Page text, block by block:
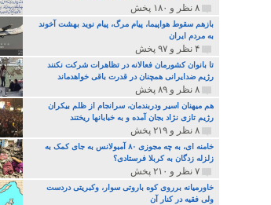
۸ نظر و ۱۸۰ پخش
بازهم سقوط هواپیما، پیام مرگ، پیام نوید بهشت آخوند
به مردم ایران
۴ نظر و ۹۷ پخش
تا بانوان کشورمان فعالانه در تظاهرات شرکت نکنند
رژیم ضدایرانی همچنان در قدرت باقی خواهدماند
۸ نظر و ۸۹ پخش
هم میهنان اسیر ودربندمان، سرانجام از ظلم بیکران
رژیم تازی نژاد بجان آمده و به خبابانها ریختند
۸ نظر و ۲۱۹ پخش
خامنه ای، به چه مجوزی ۸۰ آمبولانس به جای کمک به
زلزله زدگان به کربلا فرستادی؟
۷ نظر و ۲۱۰ پخش
خاورمیانه برروی کوه باروتی سوار، وکبریتی دردست
ولی فقیه در کنار آن